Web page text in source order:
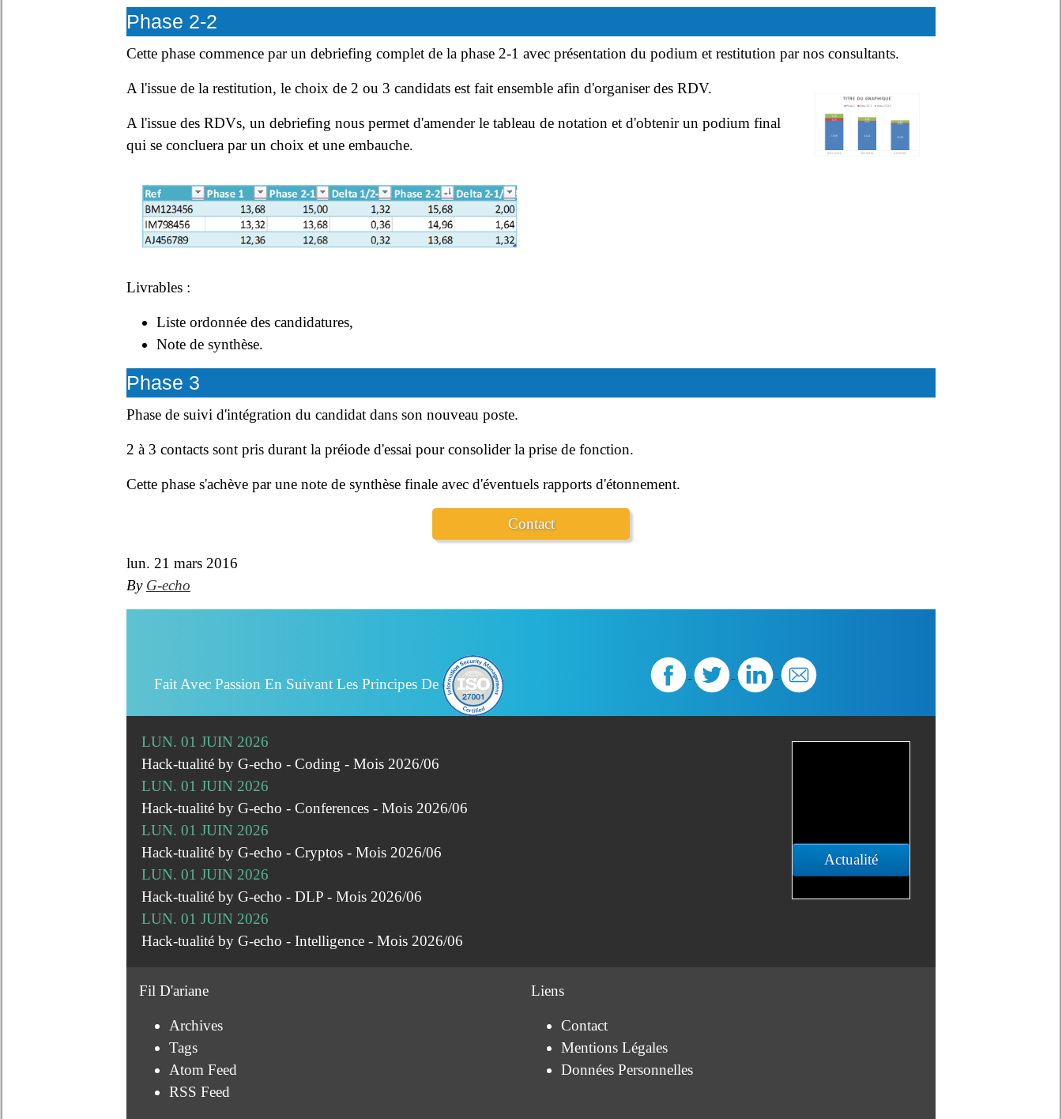
Phase 2-2
Cette phase commence par un debriefing complet de la phase 2-1 avec présentation du podium et restitution par nos consultants.
A l'issue de la restitution, le choix de 2 ou 3 candidats est fait ensemble afin d'organiser des RDV.
A l'issue des RDVs, un debriefing nous permet d'amender le tableau de notation et d'obtenir un podium final
qui se concluera par un choix et une embauche.
Livrables :
Liste ordonnée des candidatures,
Note de synthèse.
Phase 3
Phase de suivi d'intégration du candidat dans son nouveau poste.
2 à 3 contacts sont pris durant la préiode d'essai pour consolider la prise de fonction.
Cette phase s'achève par une note de synthèse finale avec d'éventuels rapports d'étonnement.
Contact
lun. 21 mars 2016
By G-echo
Fait Avec Passion En Suivant Les Principes De
Actualité
LUN. 01 JUIN 2026
Hack-tualité by G-echo - Coding - Mois 2026/06
LUN. 01 JUIN 2026
Hack-tualité by G-echo - Conferences - Mois 2026/06
LUN. 01 JUIN 2026
Hack-tualité by G-echo - Cryptos - Mois 2026/06
LUN. 01 JUIN 2026
Hack-tualité by G-echo - DLP - Mois 2026/06
LUN. 01 JUIN 2026
Hack-tualité by G-echo - Intelligence - Mois 2026/06
Fil D'ariane
Archives
Tags
Atom Feed
RSS Feed
Liens
Contact
Mentions Légales
Données Personnelles